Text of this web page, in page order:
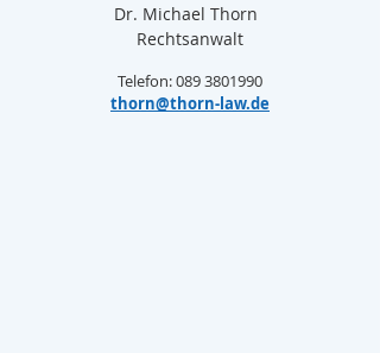
Dr. Michael Thorn
Rechtsanwalt
Telefon: 089 3801990
thorn@thorn-law.de